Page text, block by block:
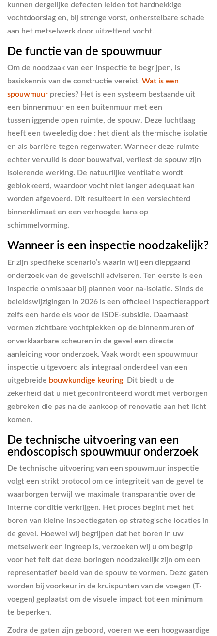
kunnen dergelijke defecten leiden tot hardnekkige
vochtdoorslag en, bij strenge vorst, onherstelbare schade
aan het metselwerk door uitzettend vocht.
De functie van de spouwmuur
Om de noodzaak van een inspectie te begrijpen, is
basiskennis van de constructie vereist. Wat is een
spouwmuur precies? Het is een systeem bestaande uit
een binnenmuur en een buitenmuur met een
tussenliggende open ruimte, de spouw. Deze luchtlaag
heeft een tweeledig doel: het dient als thermische isolatie
en als barrière tegen regenwater. Wanneer deze ruimte
echter vervuild is door bouwafval, verliest de spouw zijn
isolerende werking. De natuurlijke ventilatie wordt
geblokkeerd, waardoor vocht niet langer adequaat kan
worden afgevoerd. Dit resulteert in een verslechterd
binnenklimaat en een verhoogde kans op
schimmelvorming.
Wanneer is een inspectie noodzakelijk?
Er zijn specifieke scenario’s waarin wij een diepgaand
onderzoek van de gevelschil adviseren. Ten eerste is een
inspectie onmisbaar bij plannen voor na-isolatie. Sinds de
beleidswijzigingen in 2026 is een officieel inspectierapport
zelfs een harde eis voor de ISDE-subsidie. Daarnaast
vormen zichtbare vochtplekken op de binnenmuren of
onverklaarbare scheuren in de gevel een directe
aanleiding voor onderzoek. Vaak wordt een spouwmuur
inspectie uitgevoerd als integraal onderdeel van een
uitgebreide bouwkundige keuring. Dit biedt u de
zekerheid dat u niet geconfronteerd wordt met verborgen
gebreken die pas na de aankoop of renovatie aan het licht
komen.
De technische uitvoering van een
endoscopisch spouwmuur onderzoek
De technische uitvoering van een spouwmuur inspectie
volgt een strikt protocol om de integriteit van de gevel te
waarborgen terwijl we maximale transparantie over de
interne conditie verkrijgen. Het proces begint met het
boren van kleine inspectiegaten op strategische locaties in
de gevel. Hoewel wij begrijpen dat het boren in uw
metselwerk een ingreep is, verzoeken wij u om begrip
voor het feit dat deze boringen noodzakelijk zijn om een
representatief beeld van de spouw te vormen. Deze gaten
worden bij voorkeur in de kruispunten van de voegen (T-
voegen) geplaatst om de visuele impact tot een minimum
te beperken.
Zodra de gaten zijn geboord, voeren we een hoogwaardige